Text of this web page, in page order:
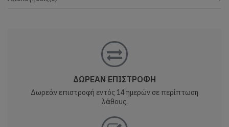
ΔΩΡΕΑΝ ΕΠΙΣΤΡΟΦΗ
Δωρεάν επιστροφή εντός 14 ημερών σε περίπτωση
λάθους.